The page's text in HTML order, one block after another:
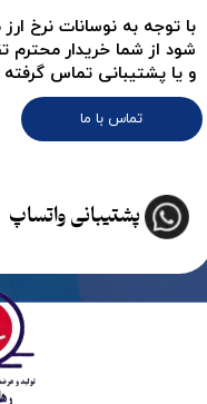
تماس با ما
پشتیبانی واتساپ
با توجه به نوسانات نرخ
شود از شما خریدار محترم
و یا پشتیبانی تماس